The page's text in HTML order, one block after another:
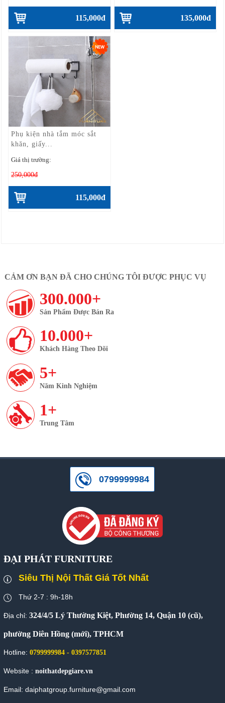
115,000đ 135,000đ
Phụ kiện nhà tắm móc sắt
khăn, giấy...
Giá thị trường:
250,000đ
115,000đ
CẢM ƠN BẠN ĐÃ CHO CHÚNG TÔI ĐƯỢC PHỤC VỤ
300.000+
Sản Phẩm Được Bán Ra
10.000+
Khách Hàng Theo Dõi
5+
Năm Kinh Nghiệm
1+
Trung Tâm
0799999984
ĐẠI PHÁT FURNITURE
Siêu Thị Nội Thất Giá Tốt Nhất
Thứ 2-7 : 9h-18h
Địa chỉ: 324/4/5 Lý Thường Kiệt, Phường 14, Quận 10 (cũ),
phường Diên Hồng (mới), TPHCM
Hotline: 0799999984 - 0397577851
Website : noithatdepgiare.vn
Email: daiphatgroup.furniture@gmail.com